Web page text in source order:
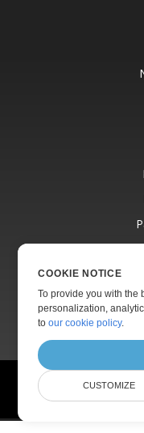
© Aspose Pty
COOKIE NOTICE
To provide you with the
personalization,
toour cookie policy.
CUSTOMIZE